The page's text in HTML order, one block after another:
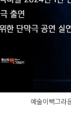
예술이빽그라